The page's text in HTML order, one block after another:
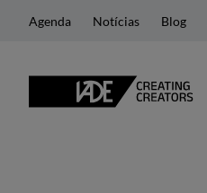
Agenda Notícias Blog